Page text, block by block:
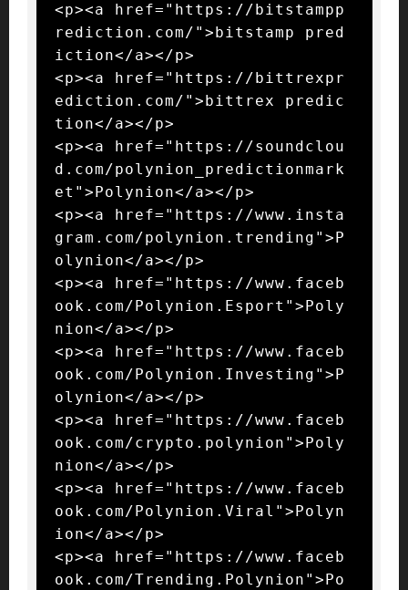
<p><a href="https://bitstampp
rediction.com/">bitstamp pred
iction</a></p>
<p><a href="https://bittrexpr
ediction.com/">bittrex predic
tion</a></p>
<p><a href="https://soundclou
d.com/polynion_predictionmark
et">Polynion</a></p>
<p><a href="https://www.insta
gram.com/polynion.trending">P
olynion</a></p>
<p><a href="https://www.faceb
ook.com/Polynion.Esport">Poly
nion</a></p>
<p><a href="https://www.faceb
ook.com/Polynion.Investing">P
olynion</a></p>
<p><a href="https://www.faceb
ook.com/crypto.polynion">Poly
nion</a></p>
<p><a href="https://www.faceb
ook.com/Polynion.Viral">Polyn
ion</a></p>
<p><a href="https://www.faceb
ook.com/Trending.Polynion">Po